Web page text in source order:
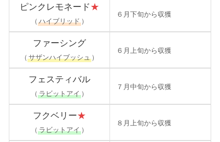
ピンクレモネード★
（ ハイブリッド）
６月下旬から収獲
ファーシング
（ サザンハイブッシュ）
６月上旬から収獲
フェスティバル
（ ラビットアイ）
７月中旬から収獲
フクベリー★
（ ラビットアイ）
８月上旬から収獲